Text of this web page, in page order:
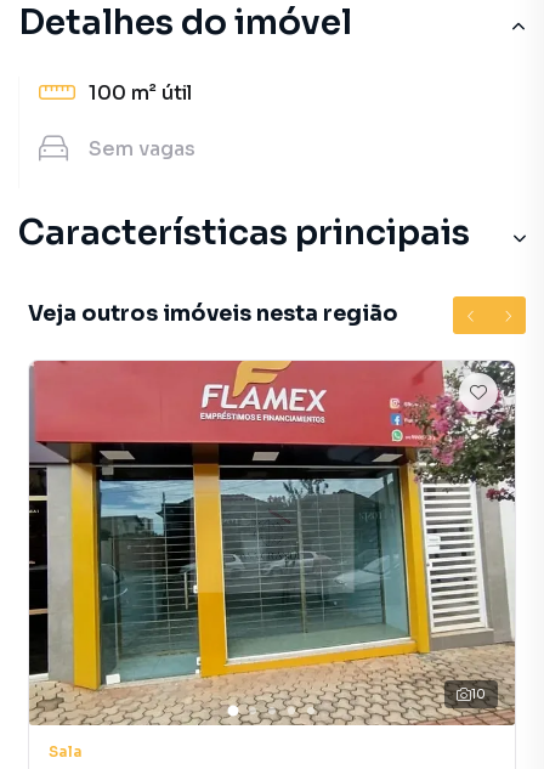
Detalhes do imóvel
100 m² útil
Sem vagas
Características principais
Veja outros imóveis nesta região
10
Sala